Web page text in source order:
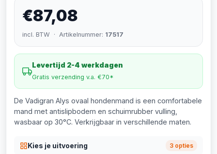
€87,08
incl. BTW · Artikelnummer: 17517
Levertijd 2-4 werkdagen
Gratis verzending v.a. €70*
De Vadigran Alys ovaal hondenmand is een comfortabele
mand met antislipbodem en schuimrubber vulling,
wasbaar op 30°C. Verkrijgbaar in verschillende maten.
Kies je uitvoering 3 opties